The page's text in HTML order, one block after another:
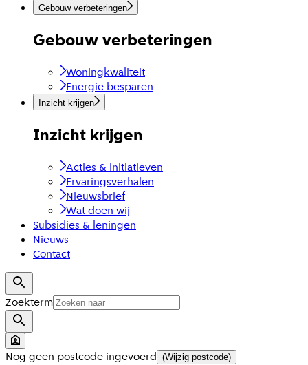
Gebouw verbeteringen
Gebouw verbeteringen
Woningkwaliteit
Energie besparen
Inzicht krijgen
Inzicht krijgen
Acties & initiatieven
Ervaringsverhalen
Nieuwsbrief
Wat doen wij
Subsidies & leningen
Nieuws
Contact
Zoekterm
Nog geen postcode ingevoerd (Wijzig postcode)